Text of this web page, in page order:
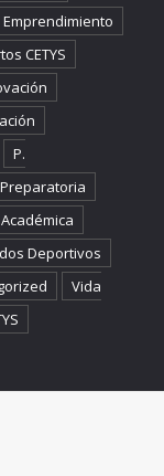
Emprendimiento
CETYS
P.
Preparatoria
Deportivos
Vida